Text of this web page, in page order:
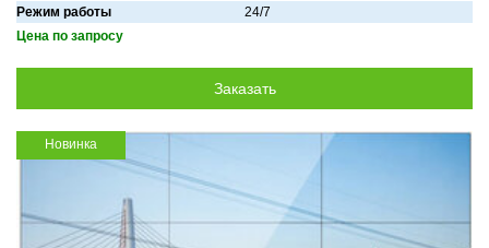
Режим работы
24/7
Цена по запросу
Новинка